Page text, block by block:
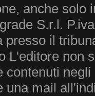
anche solo
S.r.l.
il
L'editore non
contenuti
una mail